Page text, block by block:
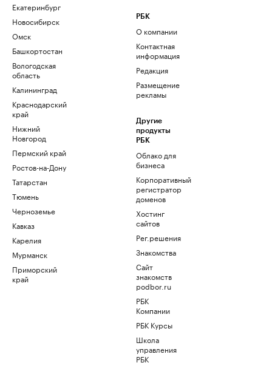
Екатеринбург
Новосибирск
Омск
Башкортостан
Вологодская
область
Калининград
Краснодарский
край
Нижний
Новгород
Пермский край
Ростов-на-Дону
Татарстан
Тюмень
Черноземье
Кавказ
Карелия
Мурманск
Приморский
край
РБК
О компании
Контактная
информация
Редакция
Размещение
рекламы
Другие
продукты
РБК
Облако для
бизнеса
Корпоративный
регистратор
доменов
Хостинг
сайтов
Рег.решения
Знакомства
Сайт
знакомств
podbor.ru
РБК
Компании
РБК Курсы
Школа
управления
РБК